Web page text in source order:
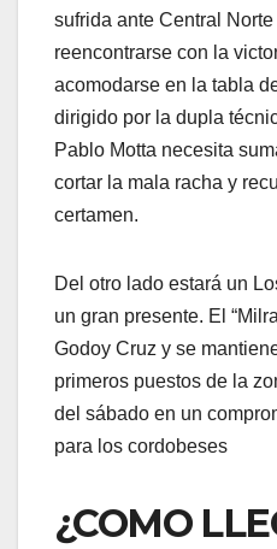
sufrida ante Central
reencontrarse con la
acomodarse en la tabla
dirigido por la dupla
Pablo Motta necesita
cortar la mala racha y
certamen.
Del otro lado estará un
un gran presente. El
Godoy Cruz y se
primeros puestos de la
del sábado en un
para los cordobeses
¿COMO